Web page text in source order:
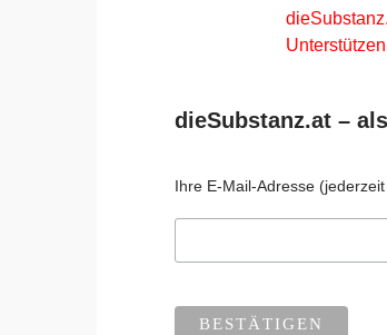
dieSubstanz.at –
Ihre E-Mail-Adresse